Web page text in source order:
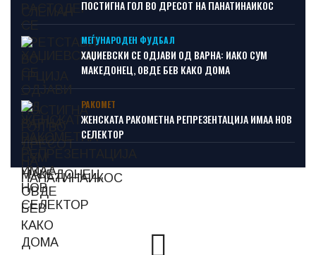
ПОСТИГНА ГОЛ ВО ДРЕСОТ НА ПАНАТИНАИКОС
МЕЃУНАРОДЕН ФУДБАЛ
ХАЏИЕВСКИ СЕ ОДЈАВИ ОД ВАРНА: ИАКО СУМ
МАКЕДОНЕЦ, ОВДЕ БЕВ КАКО ДОМА
РАКОМЕТ
ЖЕНСКАТА РАКОМЕТНА РЕПРЕЗЕНТАЦИЈА ИМАА НОВ
СЕЛЕКТОР